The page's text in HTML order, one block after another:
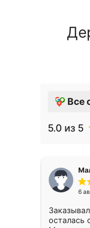
Все
5.0 из 5
6
осталась